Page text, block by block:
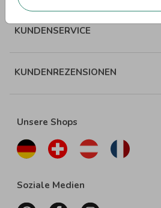
KUNDENSERVICE
KUNDENREZENSIONEN
Unsere Shops
Soziale Medien